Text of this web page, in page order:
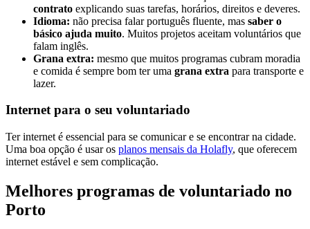
contrato explicando suas tarefas, horários, direitos e deveres.
Idioma: não precisa falar português fluente, mas saber o
básico ajuda muito. Muitos projetos aceitam voluntários que
falam inglês.
Grana extra: mesmo que muitos programas cubram moradia
e comida é sempre bom ter uma grana extra para transporte e
lazer.
Internet para o seu voluntariado
Ter internet é essencial para se comunicar e se encontrar na cidade.
Uma boa opção é usar os planos mensais da Holafly, que oferecem
internet estável e sem complicação.
Melhores programas de voluntariado no
Porto